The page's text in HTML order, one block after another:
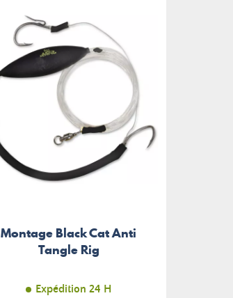
Montage Black Cat Anti
Tangle Rig
Expédition 24 H